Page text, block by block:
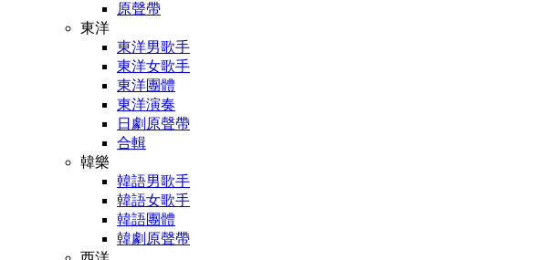
原聲帶
東洋
東洋男歌手
東洋女歌手
東洋團體
東洋演奏
日劇原聲帶
合輯
韓樂
韓語男歌手
韓語女歌手
韓語團體
韓劇原聲帶